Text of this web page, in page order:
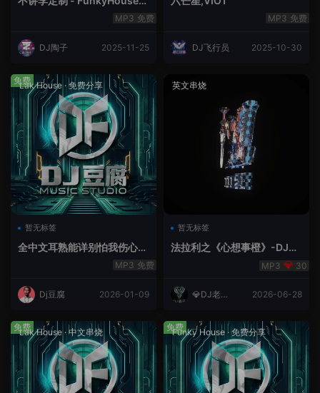
免费
DJ陶子 2025-11-25
免费
DJ飞行员 2025-10-30
Lak House · 免费分享
暂无标签
全中文耳熟能详别怕我伤心
爱的代价lakHouse专辑v59R
免费
Dj豆腐 2026-01-09
免费 英文串烧
暂无标签
法拉利之《心想事橙》-DJ老
30
💎DJ老王
2026-06-28
Lak House · 中文串烧
免费 Funky House ·免费分享
免费